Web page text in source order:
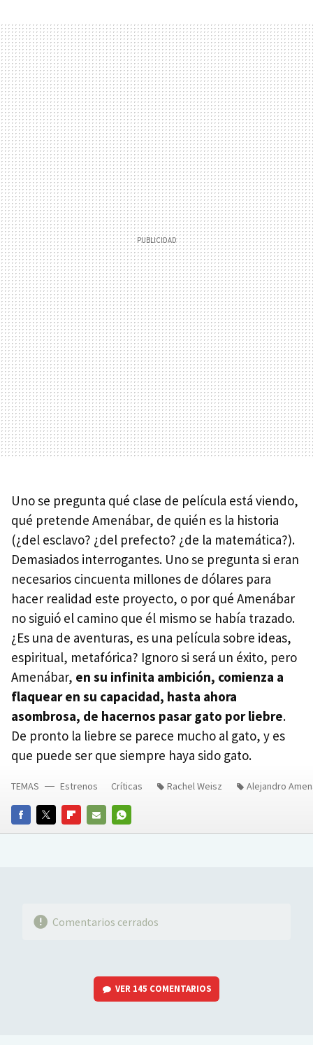
Uno se pregunta qué clase de película está viendo,
qué pretende Amenábar, de quién es la historia
(¿del esclavo? ¿del prefecto? ¿de la matemática?).
Demasiados interrogantes. Uno se pregunta si eran
necesarios cincuenta millones de dólares para
hacer realidad este proyecto, o por qué Amenábar
no siguió el camino que él mismo se había trazado.
¿Es una de aventuras, es una película sobre ideas,
espiritual, metafórica? Ignoro si será un éxito, pero
Amenábar, en su infinita ambición, comienza a
flaquear en su capacidad, hasta ahora
asombrosa, de hacernos pasar gato por liebre.
De pronto la liebre se parece mucho al gato, y es
que puede ser que siempre haya sido gato.
FACEBOOKTWITTERFLIPBOARD
E-
WHATSAPP
TEMAS Estrenos Críticas Rachel Weisz Alejandro
Comentarios cerrados
VER 145 COMENTARIOS